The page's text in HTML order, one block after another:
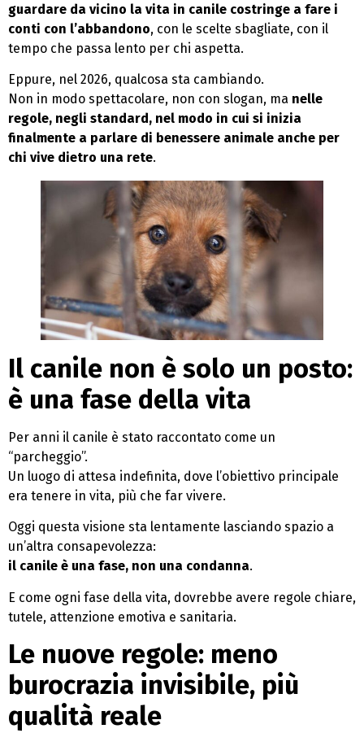
guardare da vicino la vita in canile costringe a fare i
conti con l’abbandono, con le scelte sbagliate, con il
tempo che passa lento per chi aspetta.
Eppure, nel 2026, qualcosa sta cambiando.
Non in modo spettacolare, non con slogan, ma nelle
regole, negli standard, nel modo in cui si inizia
finalmente a parlare di benessere animale anche per
chi vive dietro una rete.
Il canile non è solo un posto:
è una fase della vita
Per anni il canile è stato raccontato come un
“parcheggio”.
Un luogo di attesa indefinita, dove l’obiettivo principale
era tenere in vita, più che far vivere.
Oggi questa visione sta lentamente lasciando spazio a
un’altra consapevolezza:
il canile è una fase, non una condanna.
E come ogni fase della vita, dovrebbe avere regole chiare,
tutele, attenzione emotiva e sanitaria.
Le nuove regole: meno
burocrazia invisibile, più
qualità reale